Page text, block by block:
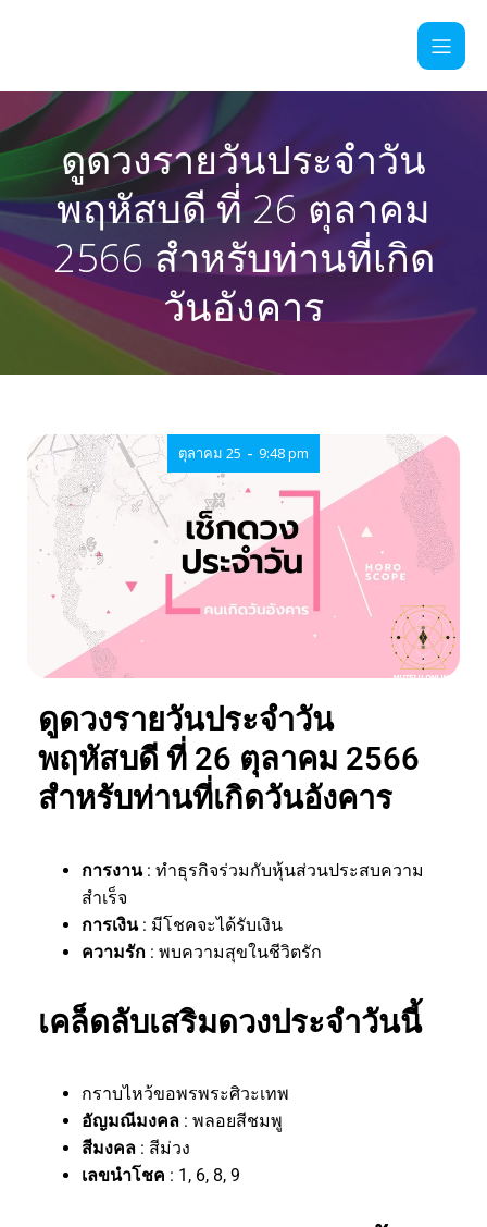
ดูดวงรายวันประจำวัน
พฤหัสบดี ที่ 26 ตุลาคม
2566 สำหรับท่านที่เกิด
วันอังคาร
ตุลาคม 25 - 9:48 pm
ดูดวงรายวันประจำวัน
พฤหัสบดี ที่ 26 ตุลาคม 2566
สำหรับท่านที่เกิดวันอังคาร
การงาน: ทำธุรกิจร่วมกับหุ้นส่วนประสบความ
สำเร็จ
การเงิน: มีโชคจะได้รับเงิน
ความรัก : พบความสุขในชีวิตรัก
เคล็ดลับเสริมดวงประจำวันนี้
กราบไหว้ขอพรพระศิวะเทพ
อัญมณีมงคล : พลอยสีชมพู
สีมงคล : สีม่วง
เลขนำโชค : 1, 6, 8, 9